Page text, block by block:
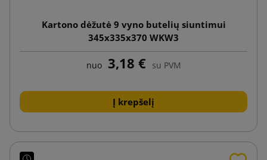
Kartono dėžutė 9 vyno butelių siuntimui
345x335x370 WKW3
nuo 3,18 € su PVM
Į krepšelį